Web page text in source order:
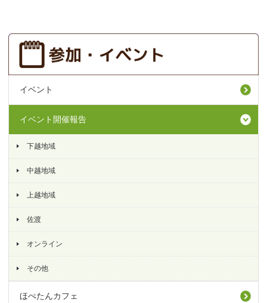
イベント
イベント開催報告
下越地域
中越地域
上越地域
佐渡
オンライン
その他
ほぺたんカフェ